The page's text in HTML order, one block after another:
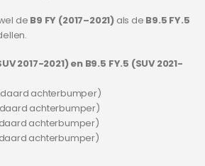
de B9 FY (2017–2021)als de B9.5 FY.5
2017-2021) en B9.5 FY.5 (SUV 2021-
achterbumper)
achterbumper)
achterbumper)
achterbumper)